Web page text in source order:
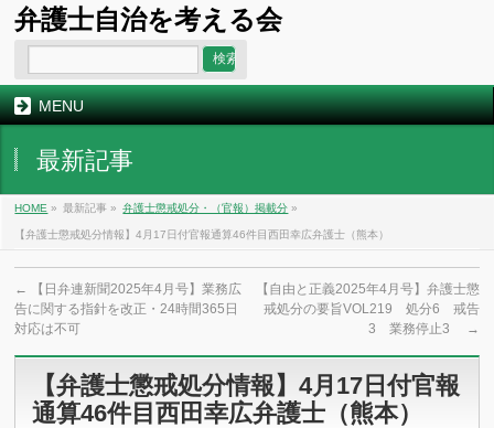
弁護士自治を考える会
MENU
最新記事
HOME » 最新記事 » 弁護士懲戒処分・（官報）掲載分 »
【弁護士懲戒処分情報】4月17日付官報通算46件目西田幸広弁護士（熊本）
←
【日弁連新聞2025年4月号】業務広
告に関する指針を改正・24時間365日
対応は不可
【自由と正義2025年4月号】弁護士懲
戒処分の要旨VOL219 処分6 戒告
3 業務停止3
→
【弁護士懲戒処分情報】4月17日付官報
通算46件目西田幸広弁護士（熊本）